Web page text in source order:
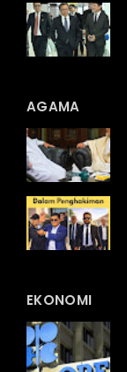
AGAMA
EKONOMI